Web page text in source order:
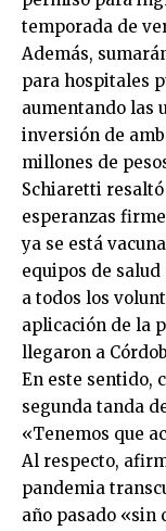
temporada de
Además,
para hospitales
aumentando las
inversión de
millones de
Schiaretti
esperanzas
ya se está
equipos de
a todos los
aplicación de la
llegaron a
En este sentido,
segunda tanda
«Tenemos que
Al respecto,
pandemia
año pasado «sin